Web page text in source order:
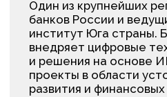
в корпоративную базу
«Центр-инвест» и доступен
сотрудникам банка.
материалы могут
повышения эффективности
повседневной работы и
инструментов искусственного
интеллекта в бизнес-